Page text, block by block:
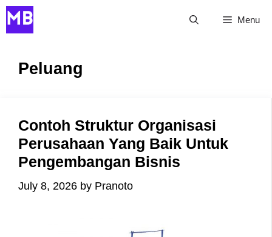
Skip
to
Menu
Peluang
Contoh Struktur Organisasi
Perusahaan Yang Baik Untuk
Pengembangan Bisnis
July 8, 2026 by Pranoto